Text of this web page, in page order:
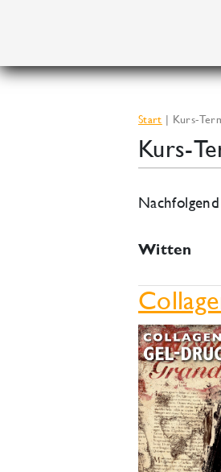
Start Kurs-
Kurs-
Witten